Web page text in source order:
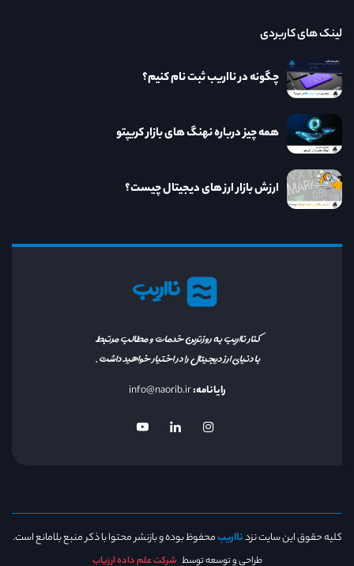
نااریب
کنار نااریب به روزترین خدمات و مطالب مرتبط
با دنیای ارز دیجیتال را در اختیار خواهید داشت.
رایانامه:info@naorib.ir
لینک های کاربردی
چگونه در نااریب ثبت نام کنیم؟
همه چیز درباره نهنگ های بازار کریپتو
ارزش بازار ارز های دیجیتال چیست؟
کلیه حقوق این سایت نزدنااریبمحفوظ بوده و بازنشر محتوا با ذکر منبع بلامانع است.
طراحی و توسعه توسط شرکت علم داده ارزیاب